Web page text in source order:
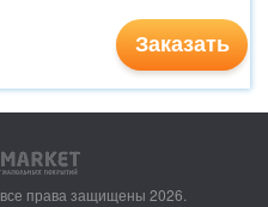
Заказать
все права защищены 2026.